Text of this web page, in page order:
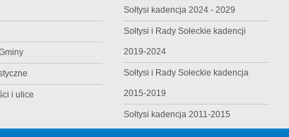
i ulice
Sołtysi kadencja 2024 - 2029
Sołtysi i Rady Sołeckie kadencji
2019-2024
Sołtysi i Rady Sołeckie kadencja
2015-2019
Sołtysi kadencja 2011-2015